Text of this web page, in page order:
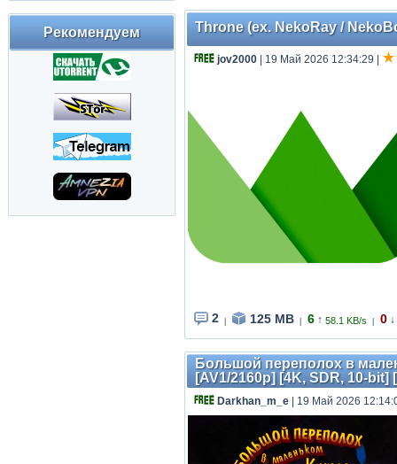
Рекомендуем Throne (ex. NekoRay /
jov2000 | 19 Май 2026 12:34:29
2 125 MB 6 ↑ 58.1 KB/s 0 ↓
Большой переполох в
[AV1/2160p] [4K, SDR, 10-
Darkhan_m_e | 19 Май 2026